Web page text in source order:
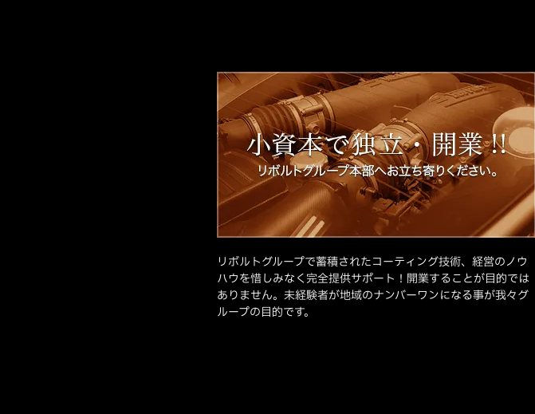
リボルトグループで蓄積されたコーティング技術、経営のノウ
ハウを惜しみなく完全提供サポート！開業することが目的では
ありません。未経験者が地域のナンバーワンになる事が我々グ
ループの目的です。